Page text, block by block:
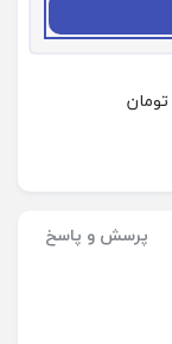
تومان
پرسش و پاسخ